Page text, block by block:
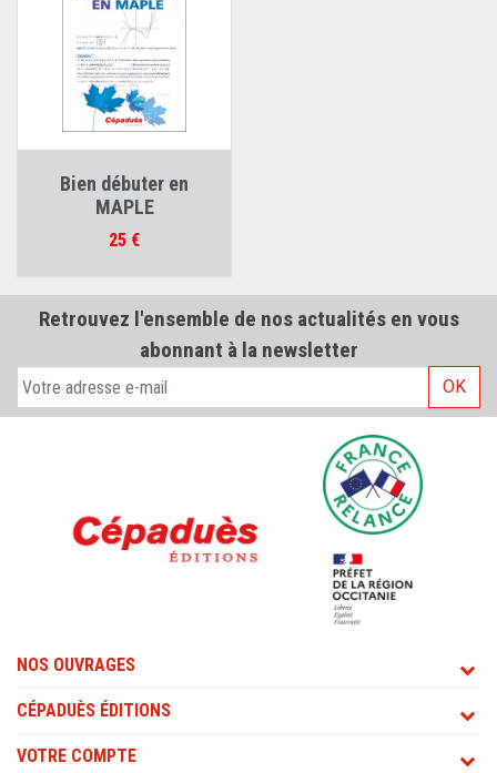
Bien débuter en
MAPLE
Prix
25 €
Retrouvez l'ensemble de nos actualités en vous
abonnant à la newsletter
OK
NOS OUVRAGES
CÉPADUÈS ÉDITIONS
VOTRE COMPTE